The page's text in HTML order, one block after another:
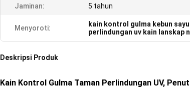
Jaminan: 5 tahun
Menyoroti: kain kontrol gulma kebun
perlindungan uv kain lanskap
Deskripsi Produk
Kain Kontrol Gulma Taman Perlindungan UV,